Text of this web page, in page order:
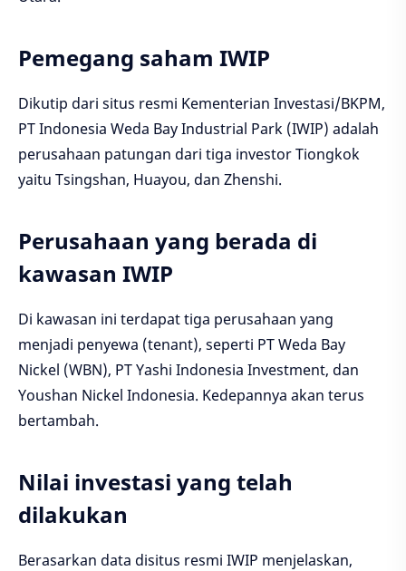
Pemegang saham IWIP
Dikutip dari situs resmi Kementerian Investasi/BKPM,
PT Indonesia Weda Bay Industrial Park (IWIP) adalah
perusahaan patungan dari tiga investor Tiongkok
yaitu Tsingshan, Huayou, dan Zhenshi.
Perusahaan yang berada di
kawasan IWIP
Di kawasan ini terdapat tiga perusahaan yang
menjadi penyewa (tenant), seperti PT Weda Bay
Nickel (WBN), PT Yashi Indonesia Investment, dan
Youshan Nickel Indonesia. Kedepannya akan terus
bertambah.
Nilai investasi yang telah
dilakukan
Berasarkan data disitus resmi IWIP menjelaskan,